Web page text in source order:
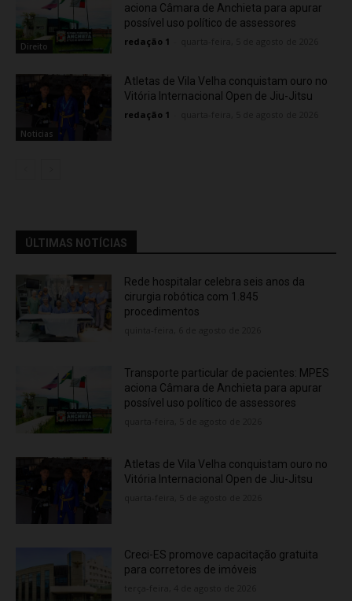
Direito
aciona Câmara de Anchieta para apurar
possível uso político de assessores
redação 1
Noticias
Atletas de Vila Velha conquistam ouro no
Vitória Internacional Open de Jiu-Jitsu
redação 1
ÚLTIMAS NOTÍCIAS
Rede hospitalar celebra seis anos da
cirurgia robótica com 1.845
procedimentos
Transporte particular de pacientes: MPES
aciona Câmara de Anchieta para apurar
possível uso político de assessores
Atletas de Vila Velha conquistam ouro no
Vitória Internacional Open de Jiu-Jitsu
Creci-ES promove capacitação gratuita
para corretores de imóveis